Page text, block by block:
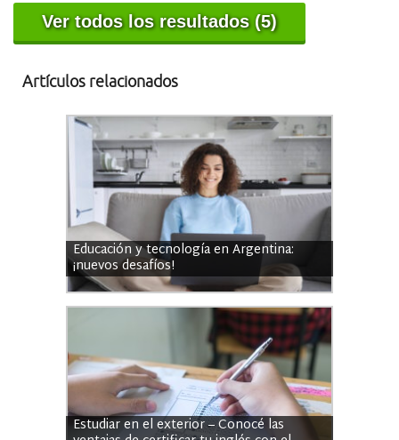
Ver todos los resultados (5)
Artículos relacionados
Educación y tecnología en Argentina:
¡nuevos desafíos!
Estudiar en el exterior – Conocé las